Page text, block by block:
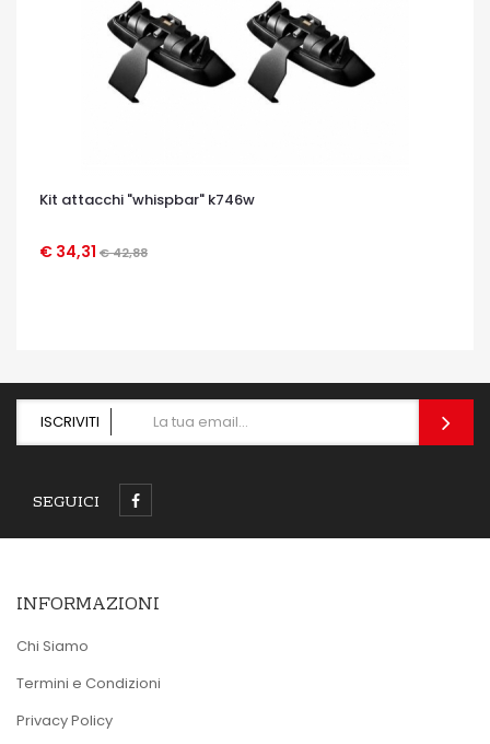
Kit attacchi "whispbar" k746w
€ 34,31 € 42,88
OCCHIATA VELOCE
ISCRIVITI
SEGUICI
INFORMAZIONI
Chi Siamo
Termini e Condizioni
Privacy Policy